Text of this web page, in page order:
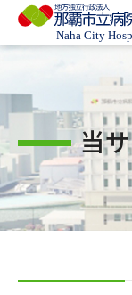
当